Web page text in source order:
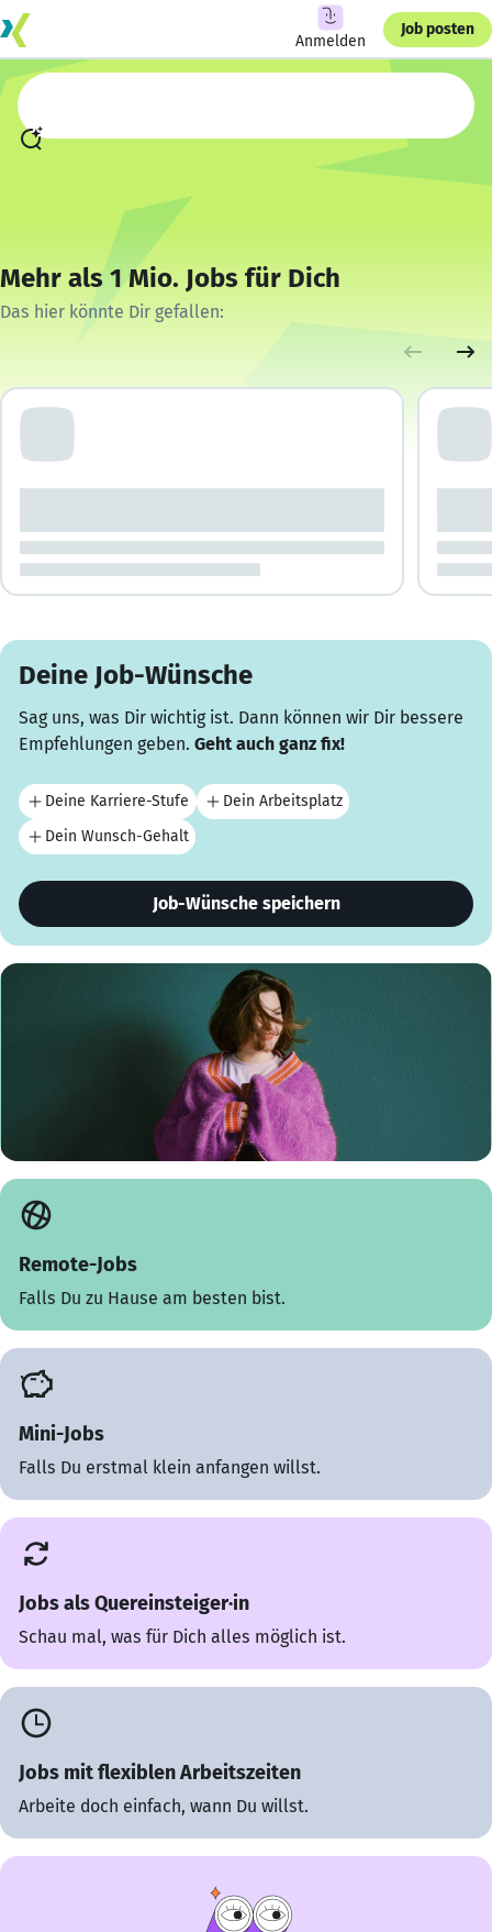
Anmelden
Job posten
Mehr als 1 Mio. Jobs für Dich
Das hier könnte Dir gefallen:
Deine Job-Wünsche
Sag uns, was Dir wichtig ist. Dann können wir Dir bessere
Empfehlungen geben. Geht auch ganz fix!
Deine Karriere-Stufe
Dein Arbeitsplatz
Dein Wunsch-Gehalt
Job-Wünsche speichern
Remote-Jobs
Falls Du zu Hause am besten bist.
Mini-Jobs
Falls Du erstmal klein anfangen willst.
Jobs als Quereinsteiger·in
Schau mal, was für Dich alles möglich ist.
Jobs mit flexiblen Arbeitszeiten
Arbeite doch einfach, wann Du willst.